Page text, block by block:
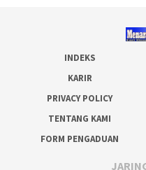
INDEKS
KARIR
PRIVACY POLICY
TENTANG KAMI
FORM PENGADUAN